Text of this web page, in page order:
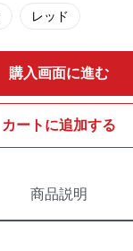
レッド
購入画面に進む
カートに追加する
商品説明